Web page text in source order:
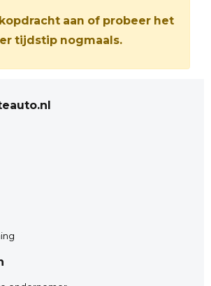
aan of probeer het
tijdstip nogmaals.